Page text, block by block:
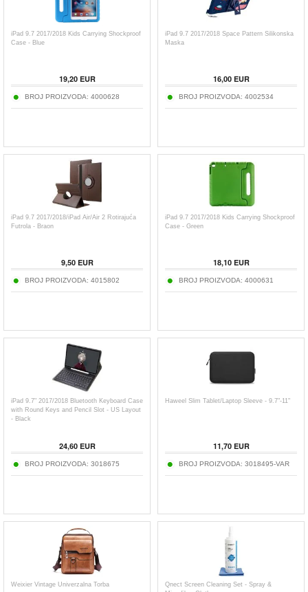
iPad 9.7 2017/2018 Kids Carrying Shockproof
Case - Blue
19,20EUR
BROJ PROIZVODA: 4000628
iPad 9.7 2017/2018 Space Pattern Silikonska
Maska
16,00EUR
BROJ PROIZVODA: 4002534
iPad 9.7 2017/2018/iPad Air/Air 2 Rotirajuća
Futrola - Braon
9,50EUR
BROJ PROIZVODA: 4015802
iPad 9.7 2017/2018 Kids Carrying Shockproof
Case - Green
18,10EUR
BROJ PROIZVODA: 4000631
iPad 9.7" 2017/2018 Bluetooth Keyboard Case
with Round Keys and Pencil Slot - US Layout
- Black
24,60EUR
BROJ PROIZVODA: 3018675
Haweel Slim Tablet/Laptop Sleeve - 9.7"-11"
11,70EUR
BROJ PROIZVODA: 3018495-VAR
Weixier Vintage Univerzalna Torba
Qnect Screen Cleaning Set - Spray &